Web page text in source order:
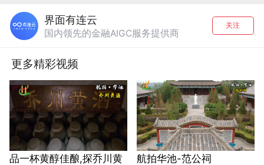
界面有连云
国内领先的金融AIGC服务提供商
关注
更多精彩视频
品一杯黄醇佳酿,探乔川黄
航拍华池-范公祠